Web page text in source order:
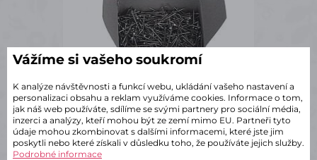
✔ Skladem – odeslání do 2 dnů
Vážíme si vašeho soukromí
K analýze návštěvnosti a funkcí webu, ukládání vašeho nastavení a
personalizaci obsahu a reklam využíváme cookies. Informace o tom,
jak náš web používáte, sdílíme se svými partnery pro sociální média,
inzerci a analýzy, kteří mohou být ze zemí mimo EU. Partneři tyto
údaje mohou zkombinovat s dalšími informacemi, které jste jim
poskytli nebo které získali v důsledku toho, že používáte jejich služby.
Podrobné informace